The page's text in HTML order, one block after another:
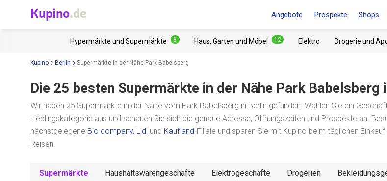
Kupino.de Angebote Prospekte Shops
Hypermärkte und Supermärkte 8 Haus, Garten und Möbel 12 Elektro Drogerie und
Kupino Berlin Supermärkte in der Nähe Park Babelsberg
Die 25 besten Supermärkte in der Nähe Park Babelsberg
Wir haben 25 Supermärkte in der Nähe vom Park Babelsberg in Berlin gefunden. Wählen Sie ein
Lieblingskategorie aus und schauen Sie sich die genaue Adresse, Öffnungszeiten und Prospekte an.
nächstgelegene Bio company, Lidl und Kaufland-Filiale und sparen Sie mit Kupino beim täglichen
Reisen.
Supermärkte Haushaltswarengeschäfte Elektrogeschäfte Drogerien